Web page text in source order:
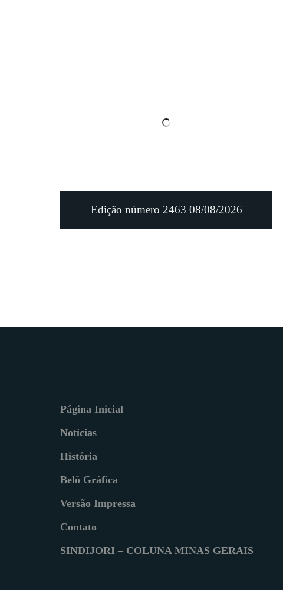
Edição número 2463 08/08/2026
Página Inicial
Notícias
História
Belô Gráfica
Versão Impressa
Contato
SINDIJORI – COLUNA MINAS GERAIS